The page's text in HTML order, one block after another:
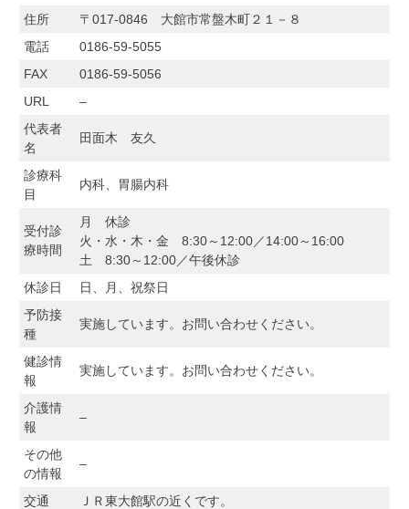
住所
〒017-0846 大館市常盤木町２１－８
電話
0186-59-5055
FAX
0186-59-5056
URL
–
代表者
名
田面木 友久
診療科
目
内科、胃腸内科
受付診
療時間
月 休診
火・水・木・金 8:30～12:00／14:00～16:00
土 8:30～12:00／午後休診
休診日
日、月、祝祭日
予防接
種
実施しています。お問い合わせください。
健診情
報
実施しています。お問い合わせください。
介護情
報
–
その他
の情報
–
交通 ＪＲ東大館駅の近くです。